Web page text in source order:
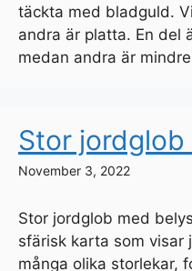
täckta med bladguld.
andra är platta. En del
medan andra är
Stor
November 3, 2022
Stor jordglob med
sfärisk karta som visar
många olika storlekar,